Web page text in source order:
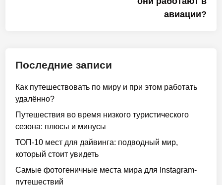
авиации?
Последние записи
Как путешествовать по миру и при этом работать
удалённо?
Путешествия во время низкого туристического
сезона: плюсы и минусы
ТОП-10 мест для дайвинга: подводный мир,
который стоит увидеть
Самые фотогеничные места мира для Instagram-
путешествий